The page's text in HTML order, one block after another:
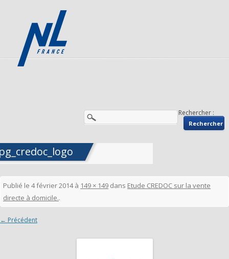
Rechercher :
Publié le 4 février 2014à 149 × 149 dans Etude CREDOC sur la vente
directe à domicile..
← Précédent